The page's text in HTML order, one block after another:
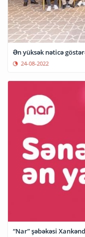
Ən yüksək nəticə
24-08-2022
“Nar” şəbəkəsi